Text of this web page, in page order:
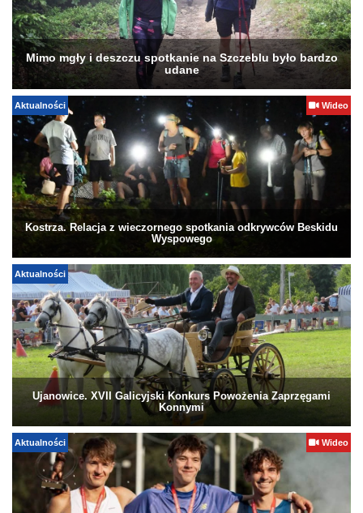
Mimo mgły i deszczu spotkanie na Szczeblu było bardzo
udane
Aktualności Wideo
Kostrza. Relacja z wieczornego spotkania odkrywców Beskidu
Wyspowego
Aktualności
Ujanowice. XVII Galicyjski Konkurs Powożenia Zaprzęgami
Konnymi
Aktualności Wideo